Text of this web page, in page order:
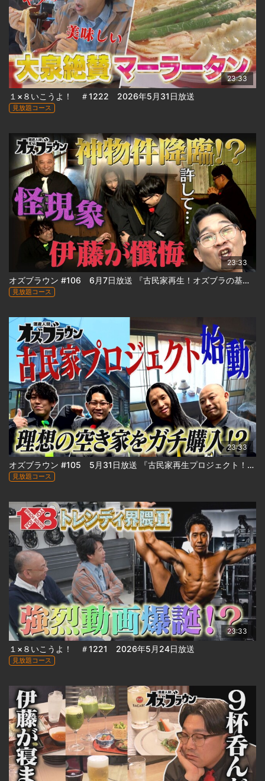
23:33
１×８いこうよ！ ＃1222 2026年5月31日放送
見放題コース
23:33
オズブラウン #106 6月7日放送 『古民家再生！オズブラの基地② 小樽エリート社宅編 』
見放題コース
23:33
オズブラウン #105 5月31日放送 『古民家再生プロジェクト！「オズブラの基地①」始動編 』
見放題コース
23:33
１×８いこうよ！ ＃1221 2026年5月24日放送
見放題コース